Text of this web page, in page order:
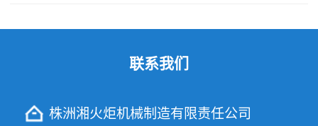
联系我们
株洲湘火炬机械制造有限责任公司